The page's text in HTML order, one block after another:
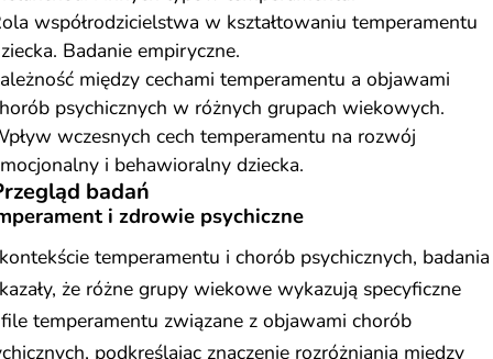
współrodzicielstwa w kształtowaniu temperamentu
Badanie empiryczne.
między cechami temperamentu a objawami
psychicznych w różnych grupach wiekowych.
wczesnych cech temperamentu na rozwój
i behawioralny dziecka.
badań
i zdrowie psychiczne
temperamentu i chorób psychicznych, badania
że różne grupy wiekowe wykazują specyficzne
temperamentu związane z objawami chorób
podkreślając znaczenie rozróżniania między